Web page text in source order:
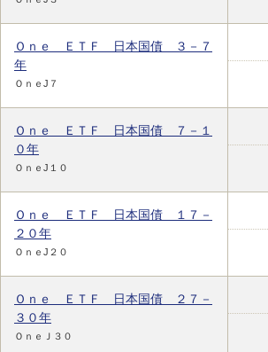
Ｏｎｅ ＥＴＦ 日本国債 ３－７
年
ＯｎｅJ７
Ｏｎｅ ＥＴＦ 日本国債 ７－１
０年
ＯｎｅJ１０
Ｏｎｅ ＥＴＦ 日本国債 １７－
２０年
ＯｎｅJ２０
Ｏｎｅ ＥＴＦ 日本国債 ２７－
３０年
ＯｎｅＪ３０